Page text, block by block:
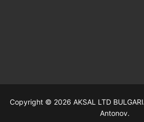
Copyright © 2026 AKSAL LTD
Antonov.